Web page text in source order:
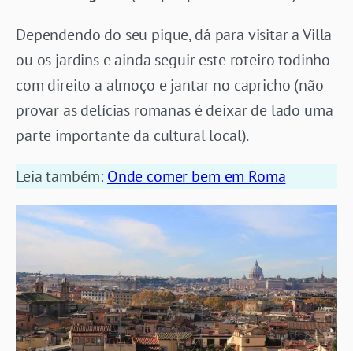
Dependendo do seu pique, dá para visitar a Villa
ou os jardins e ainda seguir este roteiro todinho
com direito a almoço e jantar no capricho (não
provar as delícias romanas é deixar de lado uma
parte importante da cultural local).
Leia também: Onde comer bem em Roma